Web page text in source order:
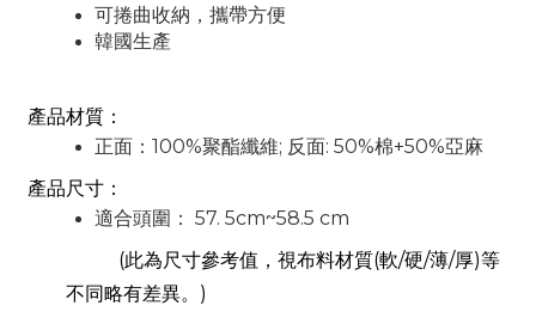
可捲曲收納，攜帶方便
韓國生產
產品材質：
正面： 100%聚酯纖維; 反面: 50%棉+50%亞麻
產品尺寸：
適合頭圍： 57. 5cm~58.5 cm
(此為尺寸參考值，視布料材質(軟/硬/薄/厚)等
不同略有差異。 )